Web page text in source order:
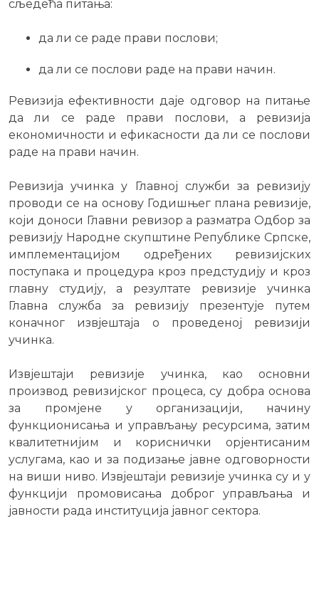
сљедећа питања:
да ли се раде прави послови;
да ли се послови раде на прави начин.
Ревизија ефективности даје одговор на питање
да ли се раде прави послови, а ревизија
економичности и ефикасности да ли се послови
раде на прави начин.
Ревизија учинка у Главној служби за ревизију
проводи се на основу Годишњег плана ревизије,
који доноси Главни ревизор а разматра Одбор за
ревизију Народне скупштине Републике Српске,
имплементацијом одређених ревизијских
поступака и процедура кроз предстудију и кроз
главну студију, а резултате ревизије учинка
Главна служба за ревизију презентује путем
коначног извјештаја о проведеној ревизији
учинка.
Извјештаји ревизије учинка, као основни
производ ревизијског процеса, су добра основа
за промјeне у организацији, начину
функционисања и управљању ресурсима, затим
квалитетнијим и кориснички орјентисаним
услугама, као и за подизање јавне одговорности
на виши ниво. Извјештаји ревизије учинка су и у
функцији промовисања доброг управљања и
јавности рада институција јавног сектора.